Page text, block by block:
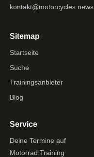
kontakt@motorcycles.news
Sitemap
Startseite
Suche
Trainingsanbieter
Blog
Service
Deine Termine auf
Motorrad.Training